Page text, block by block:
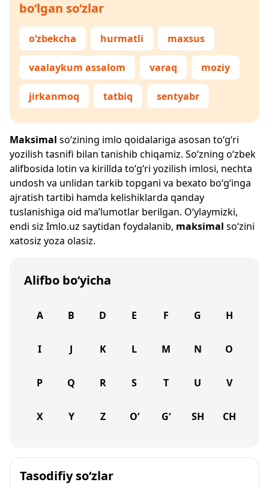
bo‘lgan so‘zlar
o‘zbekcha hurmatli maxsus
vaalaykum assalom varaq moziy
jirkanmoq tatbiq sentyabr
Maksimal so‘zining imlo qoidalariga asosan to‘g‘ri
yozilish tasnifi bilan tanishib chiqamiz. So‘zning o‘zbek
alifbosida lotin va kirillda to‘g‘ri yozilish imlosi, nechta
undosh va unlidan tarkib topgani va bexato bo‘g‘inga
ajratish tartibi hamda kelishiklarda qanday
tuslanishiga oid ma’lumotlar berilgan. O‘ylaymizki,
endi siz Imlo.uz saytidan foydalanib, maksimal so‘zini
xatosiz yoza olasiz.
Alifbo bo‘yicha
A B D E F G H
I J K L M N O
P Q R S T U V
X Y Z O‘ G‘ SH CH
Tasodifiy so‘zlar